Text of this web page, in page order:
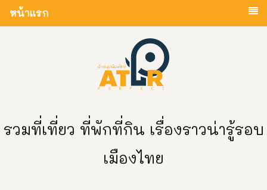
หน้าแรก
รวมที่เที่ยว ที่พักที่กิน เรื่องราวน่ารู้รอบ
เมืองไทย